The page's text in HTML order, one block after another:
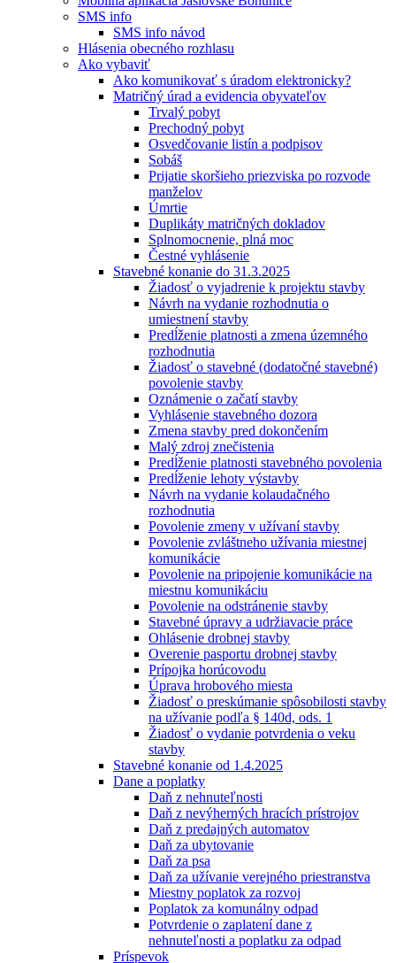
SMS info
SMS info návod
Hlásenia obecného rozhlasu
Ako vybaviť
Ako komunikovať s úradom elektronicky?
Matričný úrad a evidencia obyvateľov
Trvalý pobyt
Prechodný pobyt
Osvedčovanie listín a podpisov
Sobáš
Prijatie skoršieho priezviska po rozvode
manželov
Úmrtie
Duplikáty matričných dokladov
Splnomocnenie, plná moc
Čestné vyhlásenie
Stavebné konanie do 31.3.2025
Žiadosť o vyjadrenie k projektu stavby
Návrh na vydanie rozhodnutia o
umiestnení stavby
Predĺženie platnosti a zmena územného
rozhodnutia
Žiadosť o stavebné (dodatočné stavebné)
povolenie stavby
Oznámenie o začatí stavby
Vyhlásenie stavebného dozora
Zmena stavby pred dokončením
Malý zdroj znečistenia
Predĺženie platnosti stavebného povolenia
Predĺženie lehoty výstavby
Návrh na vydanie kolaudačného
rozhodnutia
Povolenie zmeny v užívaní stavby
Povolenie zvláštneho užívania miestnej
komunikácie
Povolenie na pripojenie komunikácie na
miestnu komunikáciu
Povolenie na odstránenie stavby
Stavebné úpravy a udržiavacie práce
Ohlásenie drobnej stavby
Overenie pasportu drobnej stavby
Prípojka horúcovodu
Úprava hrobového miesta
Žiadosť o preskúmanie spôsobilosti stavby
na užívanie podľa § 140d, ods. 1
Žiadosť o vydanie potvrdenia o veku
stavby
Stavebné konanie od 1.4.2025
Dane a poplatky
Daň z nehnuteľnosti
Daň z nevýherných hracích prístrojov
Daň z predajných automatov
Daň za ubytovanie
Daň za psa
Daň za užívanie verejného priestranstva
Miestny poplatok za rozvoj
Poplatok za komunálny odpad
Potvrdenie o zaplatení dane z
nehnuteľnosti a poplatku za odpad
Príspevok